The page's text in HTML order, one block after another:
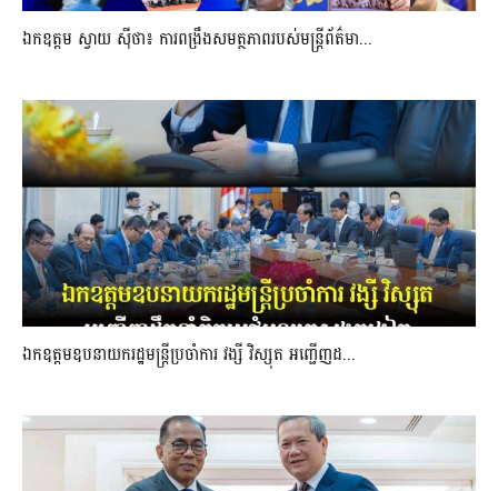
ឯកឧត្តម ស្វាយ ស៊ីថា៖ ការពង្រឹងសមត្ថភាពរបស់មន្ត្រីព័ត៌មា...
ឯកឧត្តមឧបនាយករដ្ឋមន្រ្តីប្រចាំការ វង្សី វិស្សុត អញ្ជើញដ...